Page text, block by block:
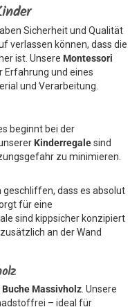
Sicherheit und Qualität
verlassen können, dass die
ist. Unsere Montessori
Erfahrung und eines
und Verarbeitung.
beginnt bei der
Kinderregalesind
zu minimieren.
geschliffen, dass es absolut
für eine
sind kippsicher konzipiert
an der Wand
Buche Massivholz . Unsere
– ideal für